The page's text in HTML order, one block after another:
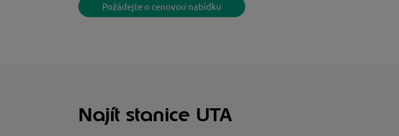
Požádejte o cenovou nabídku
Najít stanice UTA